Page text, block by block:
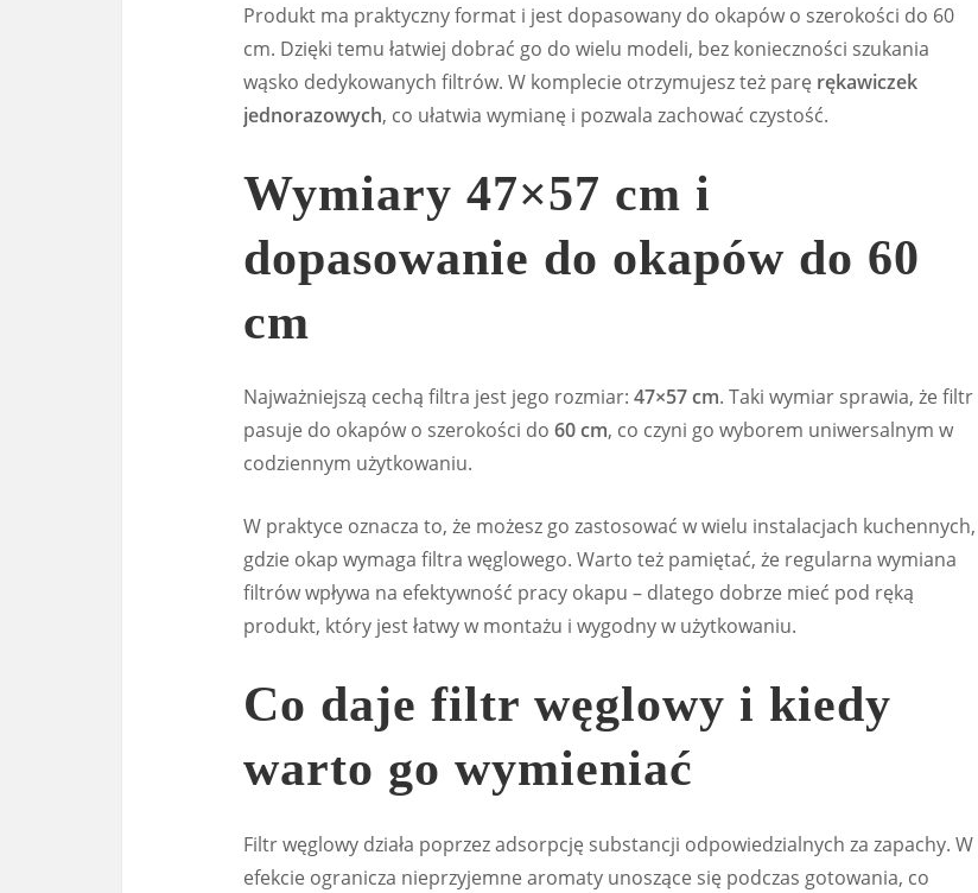
Produkt ma praktyczny format i jest dopasowany do okapów o szerokości do 60
cm. Dzięki temu łatwiej dobrać go do wielu modeli, bez konieczności szukania
wąsko dedykowanych filtrów. W komplecie otrzymujesz też parę rękawiczek
jednorazowych, co ułatwia wymianę i pozwala zachować czystość.
Wymiary 47×57 cm i
dopasowanie do okapów do 60
cm
Najważniejszą cechą filtra jest jego rozmiar: 47×57 cm. Taki wymiar sprawia, że filtr
pasuje do okapów o szerokości do 60 cm, co czyni go wyborem uniwersalnym w
codziennym użytkowaniu.
W praktyce oznacza to, że możesz go zastosować w wielu instalacjach kuchennych,
gdzie okap wymaga filtra węglowego. Warto też pamiętać, że regularna wymiana
filtrów wpływa na efektywność pracy okapu – dlatego dobrze mieć pod ręką
produkt, który jest łatwy w montażu i wygodny w użytkowaniu.
Co daje filtr węglowy i kiedy
warto go wymieniać
Filtr węglowy działa poprzez adsorpcję substancji odpowiedzialnych za zapachy. W
efekcie ogranicza nieprzyjemne aromaty unoszące się podczas gotowania, co